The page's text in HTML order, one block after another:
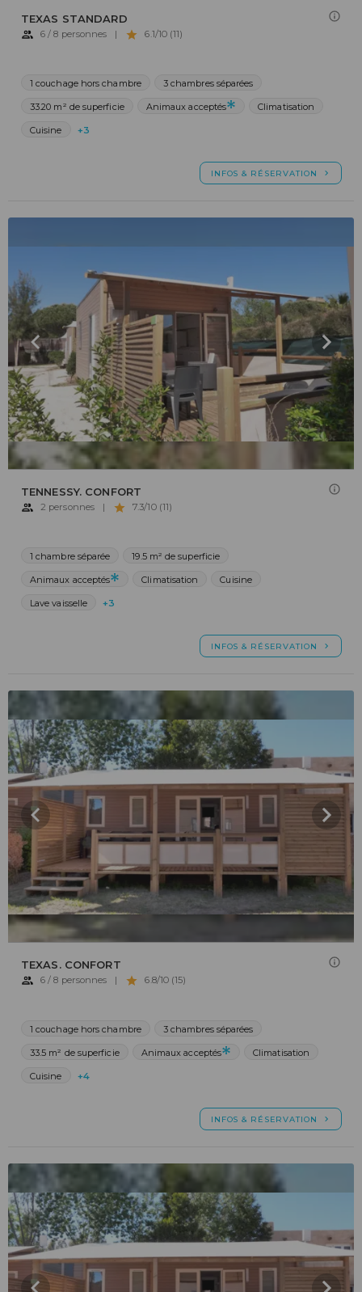
TEXAS STANDARD
6 / 8 personnes | 6.1/10 (11)
1 couchage hors chambre 3 chambres séparées
33.20 m² de superficie Animaux acceptés Climatisation
Cuisine +3
INFOS & RÉSERVATION
TENNESSY. CONFORT
2 personnes | 7.3/10 (11)
1 chambre séparée 19.5 m² de superficie
Animaux acceptés Climatisation Cuisine
Lave vaisselle +3
INFOS & RÉSERVATION
TEXAS. CONFORT
6 / 8 personnes | 6.8/10 (15)
1 couchage hors chambre 3 chambres séparées
33.5 m² de superficie Animaux acceptés Climatisation
Cuisine +4
INFOS & RÉSERVATION